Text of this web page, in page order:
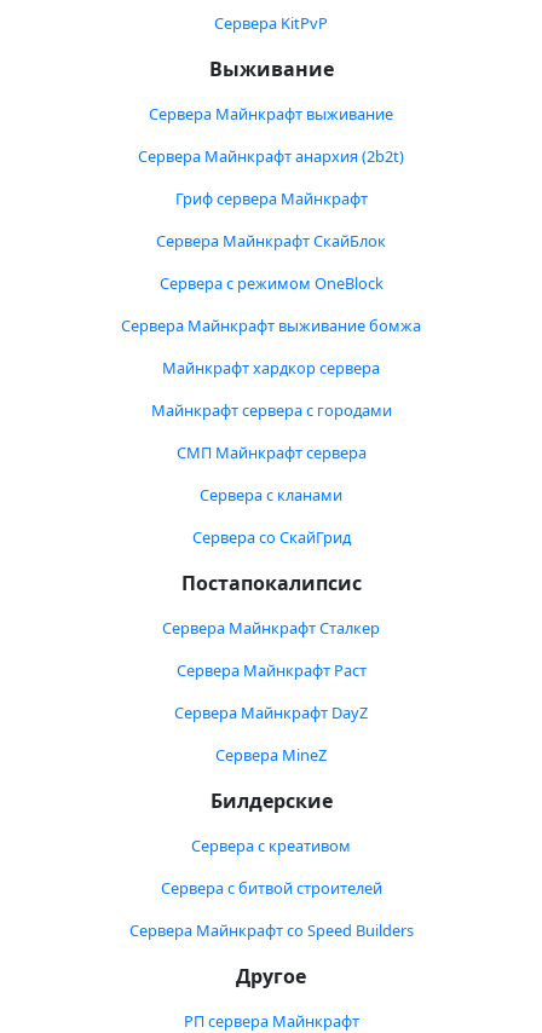
Сервера KitPvP
Выживание
Сервера Майнкрафт выживание
Сервера Майнкрафт анархия (2b2t)
Гриф сервера Майнкрафт
Сервера Майнкрафт СкайБлок
Сервера с режимом OneBlock
Сервера Майнкрафт выживание бомжа
Майнкрафт хардкор сервера
Майнкрафт сервера с городами
СМП Майнкрафт сервера
Сервера с кланами
Сервера со СкайГрид
Постапокалипсис
Сервера Майнкрафт Сталкер
Сервера Майнкрафт Раст
Сервера Майнкрафт DayZ
Сервера MineZ
Билдерские
Сервера с креативом
Сервера с битвой строителей
Сервера Майнкрафт со Speed Builders
Другое
РП сервера Майнкрафт